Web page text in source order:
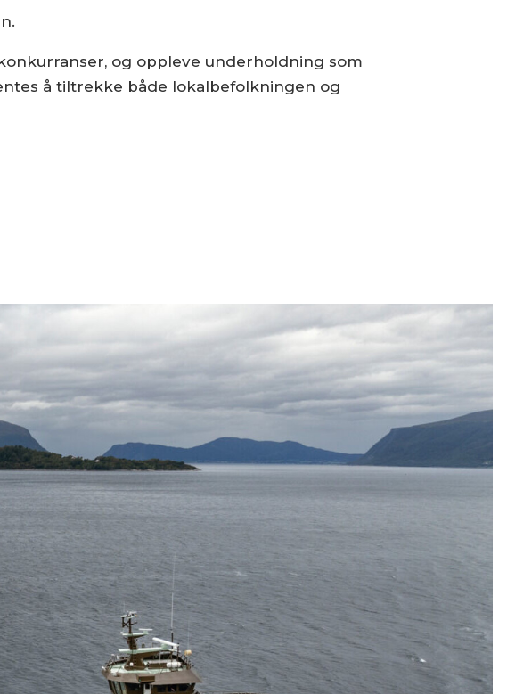
og oppleve underholdning som
å tiltrekke både lokalbefolkningen og